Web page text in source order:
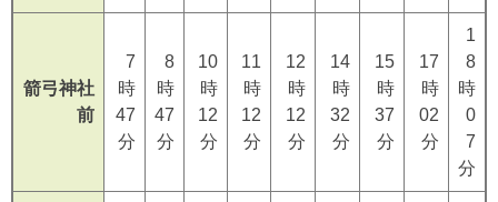
箭弓神社
前
7
時
47
分
8
時
47
分
10
時
12
分
11
時
12
分
12
時
12
分
14
時
32
分
15
時
37
分
17
時
02
分
1
8
時
0
7
分